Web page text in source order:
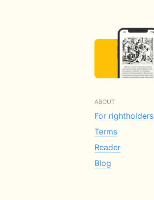
ABOUT
For rightholders
Terms
Reader
Blog